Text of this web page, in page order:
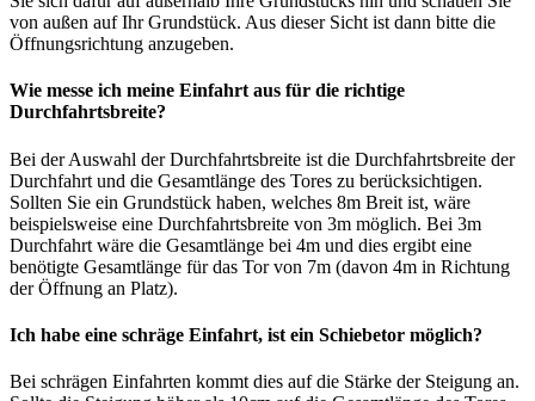
von außen auf Ihr Grundstück. Aus dieser Sicht ist dann bitte die
Öffnungsrichtung anzugeben.
Wie messe ich meine Einfahrt aus für die richtige
Durchfahrtsbreite?
Bei der Auswahl der Durchfahrtsbreite ist die Durchfahrtsbreite der
Durchfahrt und die Gesamtlänge des Tores zu berücksichtigen.
Sollten Sie ein Grundstück haben, welches 8m Breit ist, wäre
beispielsweise eine Durchfahrtsbreite von 3m möglich. Bei 3m
Durchfahrt wäre die Gesamtlänge bei 4m und dies ergibt eine
benötigte Gesamtlänge für das Tor von 7m (davon 4m in Richtung
der Öffnung an Platz).
Ich habe eine schräge Einfahrt, ist ein Schiebetor möglich?
Bei schrägen Einfahrten kommt dies auf die Stärke der Steigung an.